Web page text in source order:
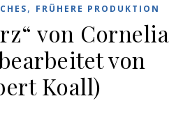
, FRÜHERE PRODUKTION
von Cornelia
von
Koall)